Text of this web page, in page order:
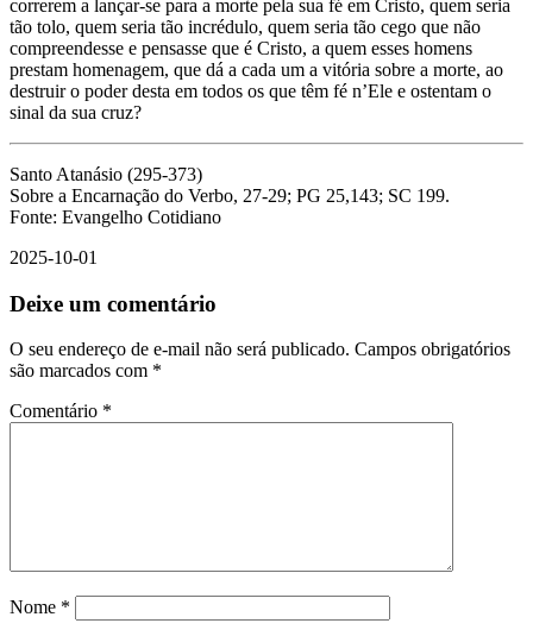
correrem a lançar-se para a morte pela sua fé em Cristo, quem seria
tão tolo, quem seria tão incrédulo, quem seria tão cego que não
compreendesse e pensasse que é Cristo, a quem esses homens
prestam homenagem, que dá a cada um a vitória sobre a morte, ao
destruir o poder desta em todos os que têm fé n’Ele e ostentam o
sinal da sua cruz?
Santo Atanásio (295-373)
Sobre a Encarnação do Verbo, 27-29; PG 25,143; SC 199.
Fonte: Evangelho Cotidiano
2025-10-01
Deixe um comentário
O seu endereço de e-mail não será publicado. Campos obrigatórios
são marcados com *
Comentário *
Nome *